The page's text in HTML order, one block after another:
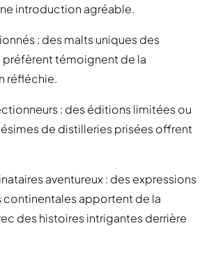
introduction agréable.
: des malts uniques des
préfèrent témoignent de la
réfléchie.
: des éditions limitées ou
de distilleries prisées offrent
aventureux : des expressions
continentales apportent de la
des histoires intrigantes derrière